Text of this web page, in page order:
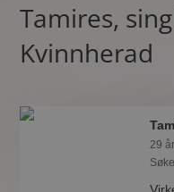
Tamires,
Kvinnherad
29